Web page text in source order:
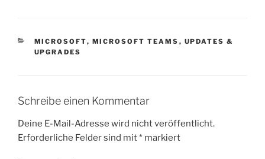
KATEGORIEN
MICROSOFT, MICROSOFT TEAMS , UPDATES &
UPGRADES
Schreibe einen Kommentar
Deine E-Mail-Adresse wird nicht veröffentlicht.
Erforderliche Felder sind mit* markiert